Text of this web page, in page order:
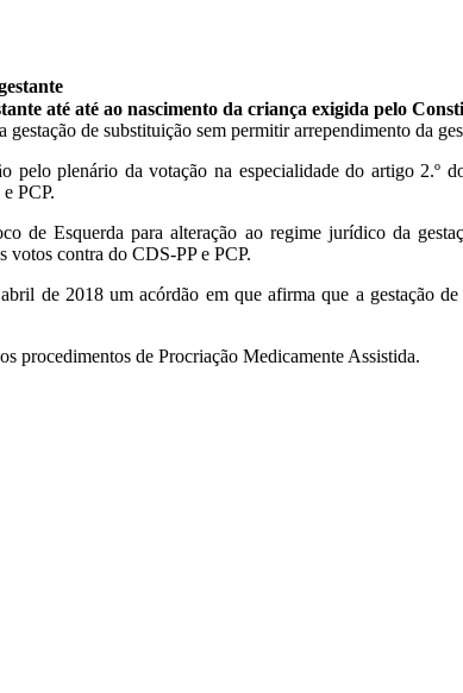
até até ao nascimento da criança exigida pelo
pelo plenário da votação na especialidade do artigo 2.º
PCP.
de Esquerda para alteração ao regime jurídico da
votos contra do CDS-PP e PCP.
de 2018 um acórdão em que afirma que a gestação
procedimentos de Procriação Medicamente Assistida.